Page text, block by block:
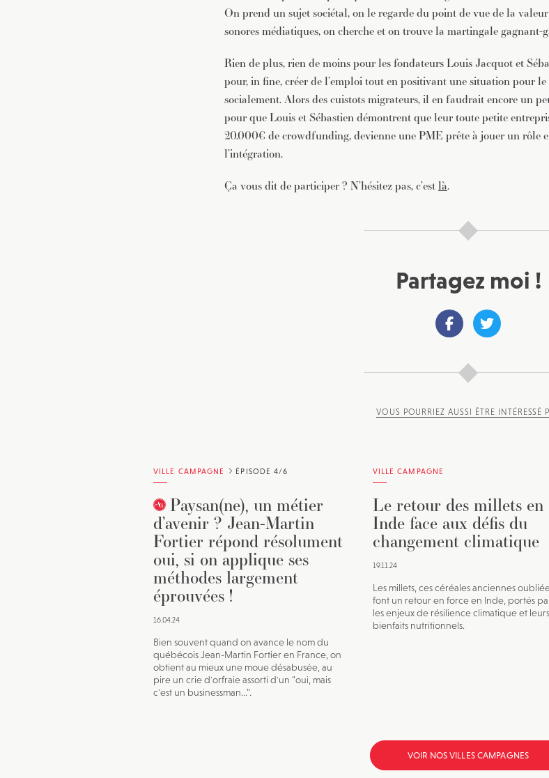
On prend un sujet sociétal, on le regarde du point de vue de la
sonores médiatiques, on cherche et on trouve la martingale gagnant-
Rien de plus, rien de moins pour les fondateurs Louis Jacquot et
pour, in fine, créer de l’emploi tout en positivant une situation pour
socialement. Alors des cuistots migrateurs, il en faudrait encore un
pour que Louis et Sébastien démontrent que leur toute petite
20.000€ de crowdfunding, devienne une PME prête à jouer un rôle
l’intégration.
Ça vous dit de participer ? N’hésitez pas, c’estlà.
Partagez moi !
VOUS POURRIEZ AUSSI ÊTRE INTÉRESSÉ
VILLE CAMPAGNE ÉPISODE 4/6
Paysan(ne), un métier
d’avenir ? Jean-Martin
Fortier répond résolument
oui, si on applique ses
méthodes largement
éprouvées !
16.04.24
Bien souvent quand on avance le nom du
québécois Jean-Martin Fortier en France, on
obtient au mieux une moue désabusée, au
pire un crie d'orfraie assorti d'un "oui, mais
c'est un businessman...".
VILLE CAMPAGNE
Le retour des millets en
Inde face aux défis du
changement climatique
19.11.24
Les millets, ces céréales anciennes
font un retour en force en Inde, portés
les enjeux de résilience climatique et leurs
bienfaits nutritionnels.
VOIR NOS VILLES CAMPAGNES